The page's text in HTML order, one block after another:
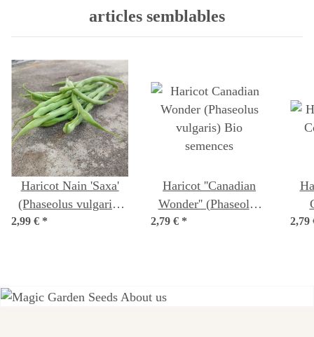
articles semblables
Haricot Nain 'Saxa'
(Phaseolus vulgaris)
Bio semences
2,99 € *
Haricot ''Canadian
Wonder'' (Phaseolus
vulgaris) Bio
2,79 € * 2,79